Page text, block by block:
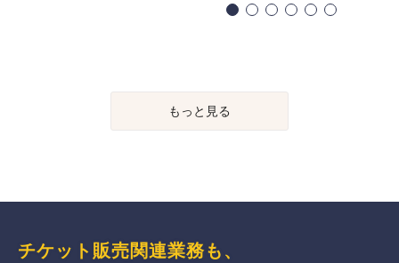
もっと見る
チケット販売関連業務も、